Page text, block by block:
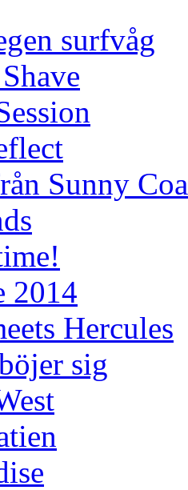
surfvåg
Sunny
2014
Hercules
sig